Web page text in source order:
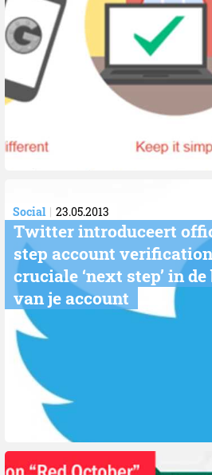
Social 23.05.2013
Twitter introduceert
step account
cruciale ‘next step’ in
van je account